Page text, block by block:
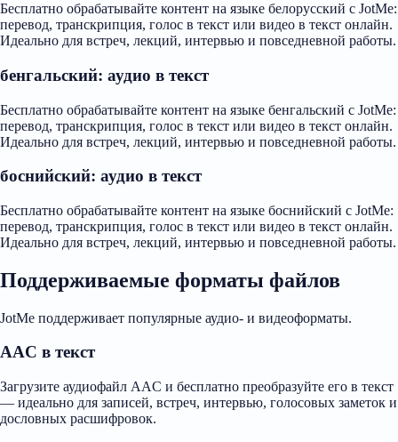
Бесплатно обрабатывайте контент на языке белорусский с JotMe:
перевод, транскрипция, голос в текст или видео в текст онлайн.
Идеально для встреч, лекций, интервью и повседневной работы.
бенгальский: аудио в текст
Бесплатно обрабатывайте контент на языке бенгальский с JotMe:
перевод, транскрипция, голос в текст или видео в текст онлайн.
Идеально для встреч, лекций, интервью и повседневной работы.
боснийский: аудио в текст
Бесплатно обрабатывайте контент на языке боснийский с JotMe:
перевод, транскрипция, голос в текст или видео в текст онлайн.
Идеально для встреч, лекций, интервью и повседневной работы.
Поддерживаемые форматы файлов
JotMe поддерживает популярные аудио- и видеоформаты.
AAC в текст
Загрузите аудиофайл AAC и бесплатно преобразуйте его в текст
— идеально для записей, встреч, интервью, голосовых заметок и
дословных расшифровок.